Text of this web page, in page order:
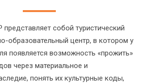
собой туристический
образовательный центр, в котором у
появляется возможность «прожить»
через материальное и
понять их культурные коды,